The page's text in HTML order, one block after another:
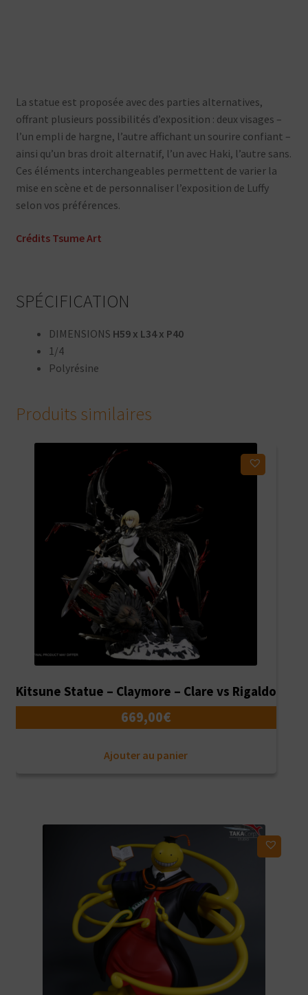
La statue est proposée avec des parties alternatives,
offrant plusieurs possibilités d’exposition : deux visages –
l’un empli de hargne, l’autre affichant un sourire confiant –
ainsi qu’un bras droit alternatif, l’un avec Haki, l’autre sans.
Ces éléments interchangeables permettent de varier la
mise en scène et de personnaliser l’exposition de Luffy
selon vos préférences.
Crédits Tsume Art
SPÉCIFICATION
DIMENSIONS H59 x L34 x P40
1/4
Polyrésine
Produits similaires
Kitsune Statue – Claymore – Clare vs Rigaldo
669,00€
Ajouter au panier
Ajouter à ma liste d'envies
Ajouter à ma liste d'envies